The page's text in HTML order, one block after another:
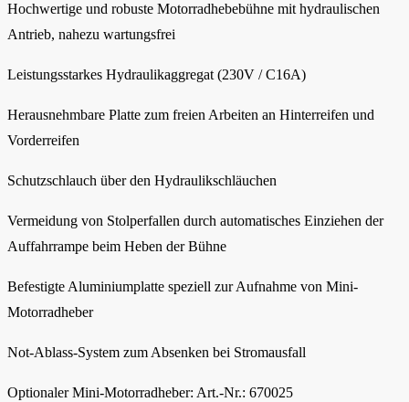
Hochwertige und robuste Motorradhebebühne mit hydraulischen
Antrieb, nahezu wartungsfrei
Leistungsstarkes Hydraulikaggregat (230V / C16A)
Herausnehmbare Platte zum freien Arbeiten an Hinterreifen und
Vorderreifen
Schutzschlauch über den Hydraulikschläuchen
Vermeidung von Stolperfallen durch automatisches Einziehen der
Auffahrrampe beim Heben der Bühne
Befestigte Aluminiumplatte speziell zur Aufnahme von Mini-
Motorradheber
Not-Ablass-System zum Absenken bei Stromausfall
Optionaler Mini-Motorradheber: Art.-Nr.: 670025